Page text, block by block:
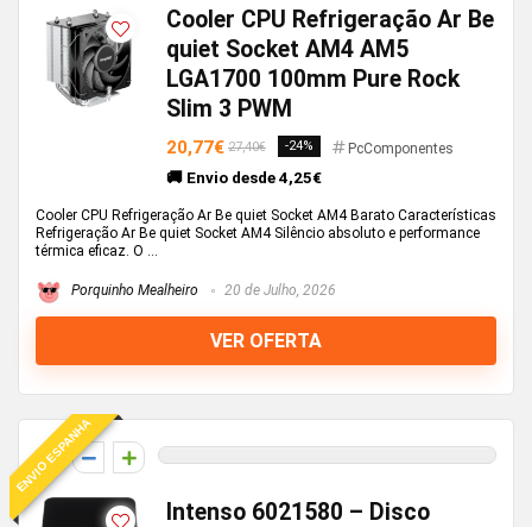
Cooler CPU Refrigeração Ar Be
quiet Socket AM4 AM5
LGA1700 100mm Pure Rock
Slim 3 PWM
20,77€ 27,40€ -24% PcComponentes
🚚 Envio desde 4,25€
Cooler CPU Refrigeração Ar Be quiet Socket AM4 Barato Características
Refrigeração Ar Be quiet Socket AM4 Silêncio absoluto e performance
térmica eficaz. O ...
Porquinho Mealheiro 20 de Julho, 2026
VER OFERTA
ENVIO ESPANHA
0
Intenso 6021580 – Disco